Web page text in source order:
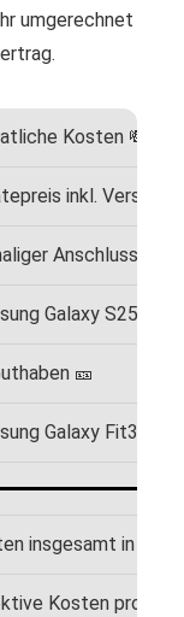
umgerechnet
Kosten 💸
inkl. Versand
Anschlusspreis
Galaxy S25
🎫
Galaxy Fit3 im
insgesamt in 24
Kosten pro